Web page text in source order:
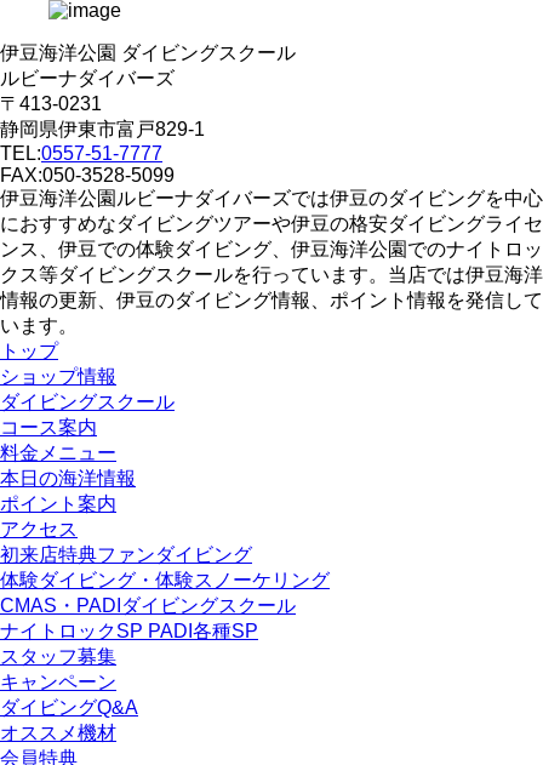
伊豆海洋公園 ダイビングスクール
ルビーナダイバーズ
〒413-0231
静岡県伊東市富戸829-1
TEL:0557-51-7777
FAX:050-3528-5099
伊豆海洋公園ルビーナダイバーズでは伊豆のダイビングを中心
におすすめなダイビングツアーや伊豆の格安ダイビングライセ
ンス、伊豆での体験ダイビング、伊豆海洋公園でのナイトロッ
クス等ダイビングスクールを行っています。当店では伊豆海洋
情報の更新、伊豆のダイビング情報、ポイント情報を発信して
います。
トップ
ショップ情報
ダイビングスクール
コース案内
料金メニュー
本日の海洋情報
ポイント案内
アクセス
初来店特典ファンダイビング
体験ダイビング・体験スノーケリング
CMAS・PADIダイビングスクール
ナイトロックSP PADI各種SP
スタッフ募集
キャンペーン
ダイビングQ&A
オススメ機材
会員特典